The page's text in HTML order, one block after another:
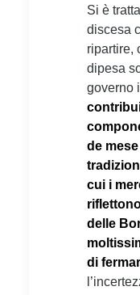
Si è
discesa
ripartire,
dipesa
governo
de
cui i
delle
di